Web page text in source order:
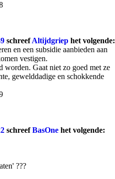
schreefAltijdgriep het volgende:
en een subsidie aanbieden aan
vestigen.
worden. Gaat niet zo goed met ze
gewelddadige en schokkende
schreefBasOne het volgende:
???